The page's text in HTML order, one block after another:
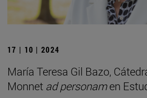
17 | 10 | 2024
María Teresa Gil Bazo,
Monnet ad personamen